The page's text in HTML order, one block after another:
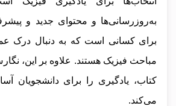
به‌روزرسانی‌ها و محتوای جدید و
برای کسانی است که به دنبال درک
مباحث فیزیک هستند. علاوه بر این،
کتاب، یادگیری را برای دانشجویان
می‌کند.